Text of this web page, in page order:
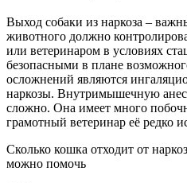
Выход собаки из наркоза –
животного должно
или ветеринаром в условиях
безопасными в плане
осложнений являются
наркозы. Внутримышечную
сложно. Она имеет много
грамотный ветеринар её редко
Сколько кошка отходит от
можно помочь